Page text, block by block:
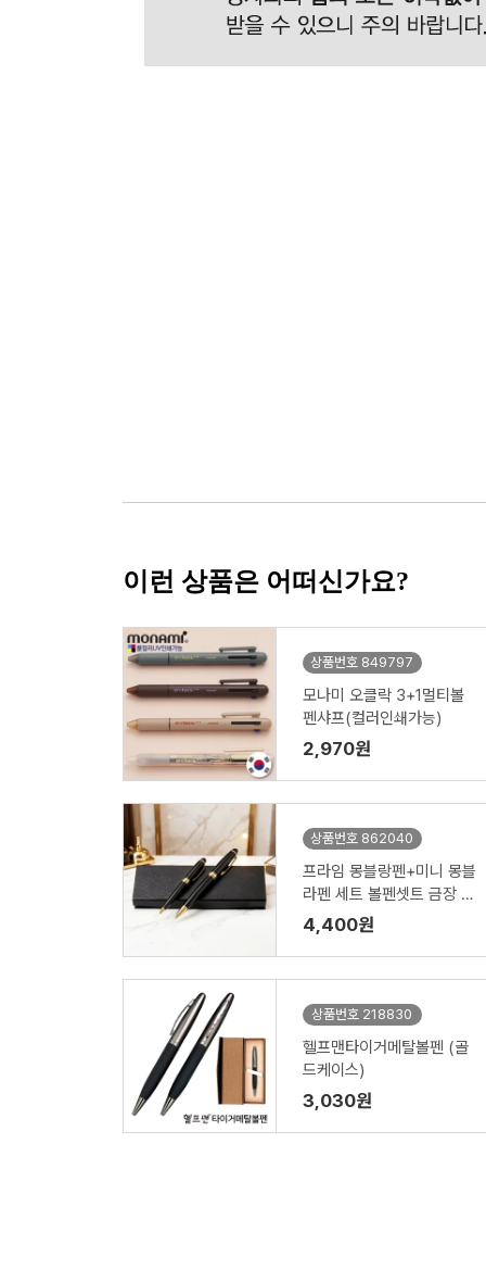
이런 상품은 어떠신가요?
상품번호 849797
모나미 오클락 3+1멀티볼
펜샤프(컬러인쇄가능)
2,970원
상품번호 862040
프라임 몽블랑펜+미니 몽블
라펜 세트 볼펜셋트 금장 은
장 케이스제공
4,400원
상품번호 218830
헬프맨타이거메탈볼펜 (골
드케이스)
3,030원